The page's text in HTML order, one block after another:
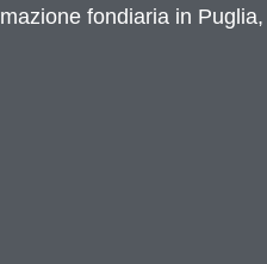
attivazione
fondiaria in